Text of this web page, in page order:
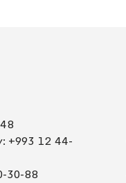
+993 12 44-
30-88